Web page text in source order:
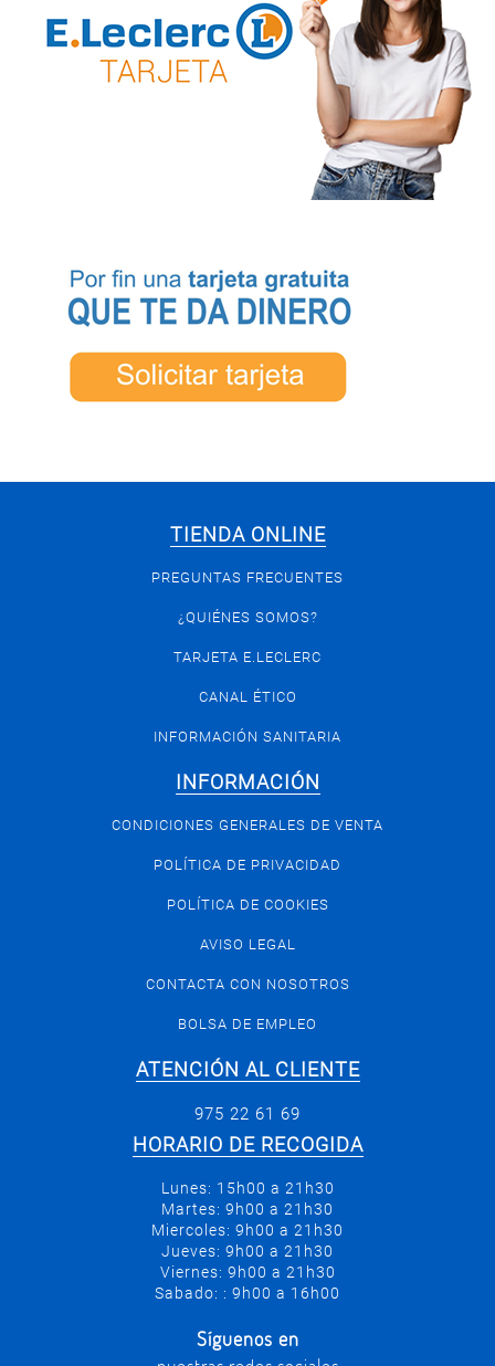
TIENDA ONLINE
PREGUNTAS FRECUENTES
¿QUIÉNES SOMOS?
TARJETA E.LECLERC
CANAL ÉTICO
INFORMACIÓN SANITARIA
INFORMACIÓN
CONDICIONES GENERALES DE VENTA
POLÍTICA DE PRIVACIDAD
POLÍTICA DE COOKIES
AVISO LEGAL
CONTACTA CON NOSOTROS
BOLSA DE EMPLEO
ATENCIÓN AL CLIENTE
975 22 61 69
HORARIO DE RECOGIDA
Lunes: 15h00 a 21h30
Martes: 9h00 a 21h30
Miercoles: 9h00 a 21h30
Jueves: 9h00 a 21h30
Viernes: 9h00 a 21h30
Sabado: : 9h00 a 16h00
Síguenos en